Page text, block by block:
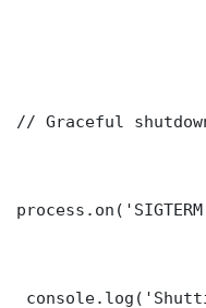
// Graceful